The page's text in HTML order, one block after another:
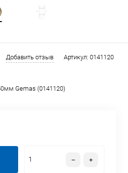
Добавить отзыв Артикул: 0141120
Gemas (0141120)